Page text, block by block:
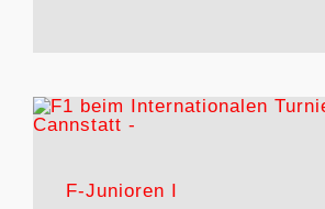
F-Junioren I